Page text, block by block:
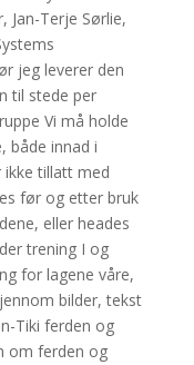
Jan-Terje Sørlie,
jeg leverer den
til stede per
Vi må holde
både innad i
ikke tillatt med
før og etter bruk
eller heades
trening I og
for lagene våre,
bilder, tekst
Tiki ferden og
om ferden og